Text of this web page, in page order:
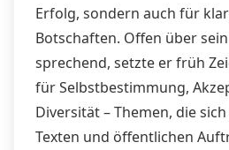
Erfolg, sondern auch für
Botschaften. Offen über
sprechend, setzte er früh
für Selbstbestimmung,
Diversität – Themen, die
Texten und öffentlichen